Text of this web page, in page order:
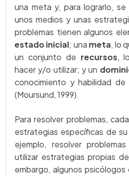
una meta y, para lograrlo,
unos medios y unas
problemas tienen algunos
estado inicial; una meta, lo
un conjunto de recursos,
hacer y/o utilizar; y un
conocimiento y habilidad
(Moursund, 1999).
Para resolver problemas,
estrategias específicas de
ejemplo, resolver
utilizar estrategias propias
embargo, algunos